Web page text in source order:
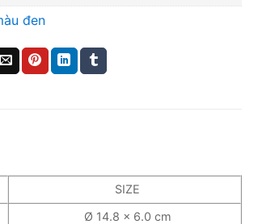
đen
SIZE
Ø 14.8 x 6.0 cm